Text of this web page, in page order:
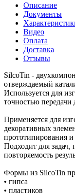
Описание
Документы
Видео
Оплата
Доставка
Отзывы
SilcoTin -
отверждаемый
Используется для
точностью
Применяется для
декоративных
прототипирования и
Подходит для задач,
повторяемость
Формы из SilcoTin
• гипса
• пластиков